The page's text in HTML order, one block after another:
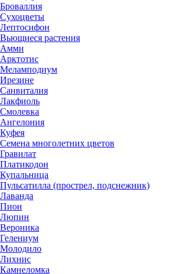
Броваллия
Сухоцветы
Лептосифон
Вьющиеся растения
Амми
Арктотис
Меламподиум
Ирезине
Санвиталия
Лакфиоль
Смолевка
Ангелония
Куфея
Семена многолетних цветов
Гравилат
Платикодон
Купальница
Пульсатилла (прострел, подснежник)
Лаванда
Пион
Люпин
Вероника
Гелениум
Молодило
Лихнис
Камнеломка